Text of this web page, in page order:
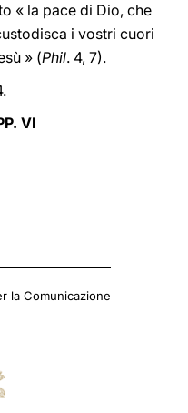
« la pace di Dio, che
i vostri cuori
» (Phil. 4, 7).
VI
la Comunicazione